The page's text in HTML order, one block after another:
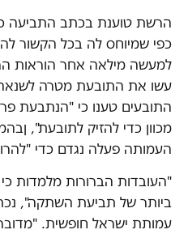
הרשת טוענת בכתב התביעה
כפי שמיוחס לה בכל הקשור
למעשה מילאה אחר הוראות
עשו את התובעת מטרה
התובעים טענו כי "הנתבעת
מכוון כדי להזיק לתובעת",
העמותה פעלה נגדם כדי
"העובדות הברורות מלמדות
ביותר של תביעת השתקה",
עמותת ישראל חופשית.